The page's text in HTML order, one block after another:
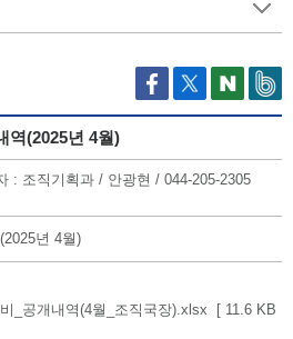
역(2025년 4월)
: 조직기획과 / 안광현 / 044-205-2305
년 4월)
_공개내역(4월_조직국장).xlsx [ 11.6 KB